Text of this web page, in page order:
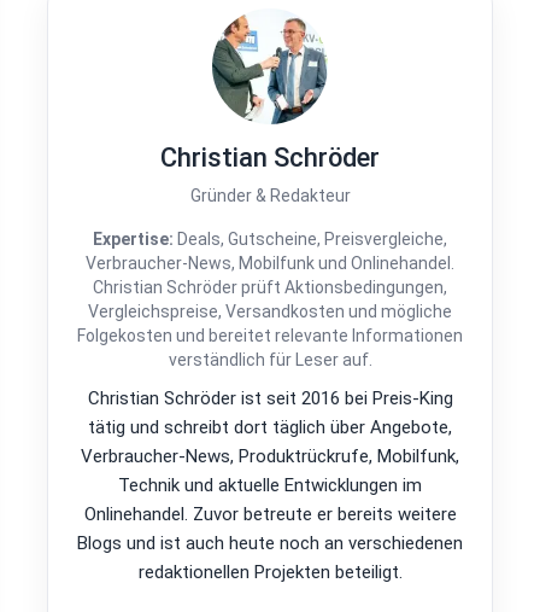
Christian Schröder
Gründer & Redakteur
Expertise: Deals, Gutscheine, Preisvergleiche,
Verbraucher-News, Mobilfunk und Onlinehandel.
Christian Schröder prüft Aktionsbedingungen,
Vergleichspreise, Versandkosten und mögliche
Folgekosten und bereitet relevante Informationen
verständlich für Leser auf.
Christian Schröder ist seit 2016 bei Preis-King
tätig und schreibt dort täglich über Angebote,
Verbraucher-News, Produktrückrufe, Mobilfunk,
Technik und aktuelle Entwicklungen im
Onlinehandel. Zuvor betreute er bereits weitere
Blogs und ist auch heute noch an verschiedenen
redaktionellen Projekten beteiligt.